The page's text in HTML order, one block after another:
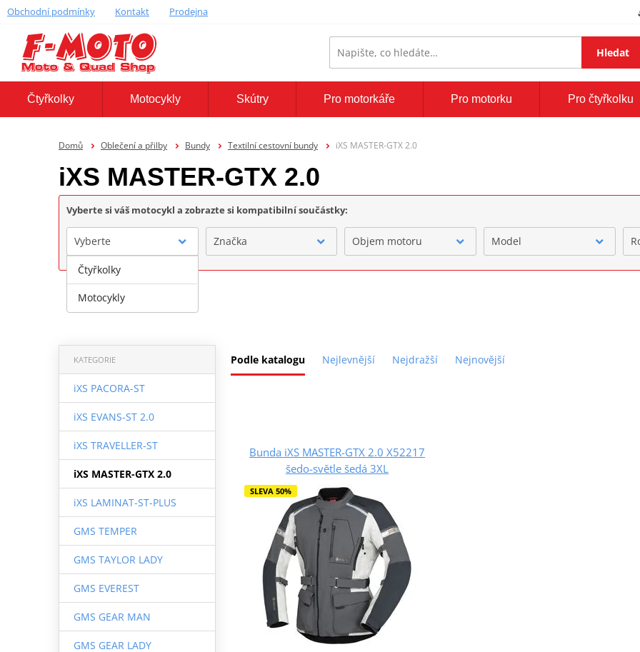
Obchodní podmínky Kontakt Prodejna
Hledat
Čtyřkolky Motocykly Skútry Pro motorkáře Pro motorku Pro čtyřkolku
Domů Oblečení a přilby Bundy Textilní cestovní bundy iXS MASTER-GTX 2.0
iXS MASTER-GTX 2.0
Vyberte si váš motocykl a zobrazte si kompatibilní součástky:
Vyberte Značka Objem motoru Model
Podle katalogu Nejlevnější Nejdražší Nejnovější
KATEGORIE
iXS PACORA-ST
iXS EVANS-ST 2.0
iXS TRAVELLER-ST
iXS MASTER-GTX 2.0
iXS LAMINAT-ST-PLUS
GMS TEMPER
GMS TAYLOR LADY
GMS EVEREST
GMS GEAR MAN
GMS GEAR LADY
Bunda iXS MASTER-GTX 2.0 X52217
šedo-světle šedá 3XL
SLEVA 50%
Čtyřkolky
Motocykly